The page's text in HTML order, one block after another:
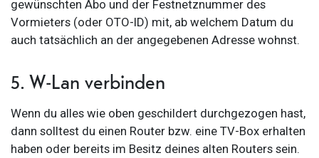
gewünschten Abo und der Festnetznummer des
Vormieters (oder OTO-ID) mit, ab welchem Datum du
auch tatsächlich an der angegebenen Adresse wohnst.
5. W-Lan verbinden
Wenn du alles wie oben geschildert durchgezogen hast,
dann solltest du einen Router bzw. eine TV-Box erhalten
haben oder bereits im Besitz deines alten Routers sein.